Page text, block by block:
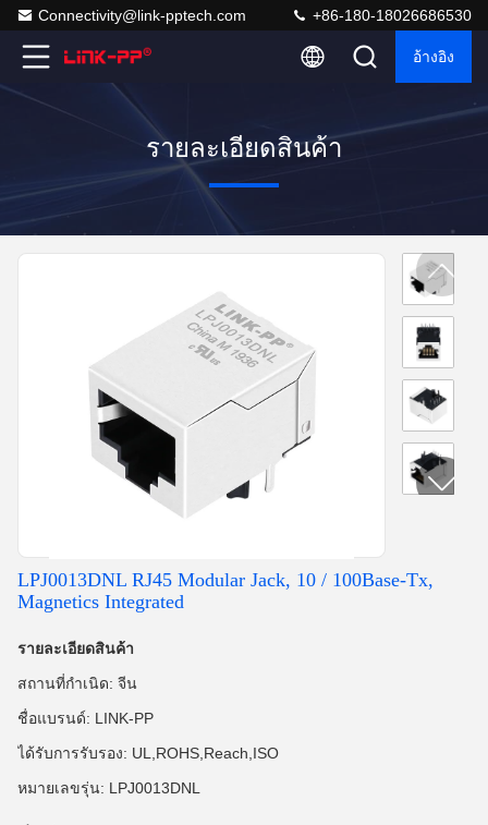
Connectivity@link-pptech.com +86-180-18026686530
อ้างอิง
รายละเอียดสินค้า
LPJ0013DNL RJ45 Modular Jack, 10 / 100Base-Tx,
Magnetics Integrated
รายละเอียดสินค้า
สถานที่กำเนิด: จีน
ชื่อแบรนด์: LINK-PP
ได้รับการรับรอง: UL,ROHS,Reach,ISO
หมายเลขรุ่น: LPJ0013DNL